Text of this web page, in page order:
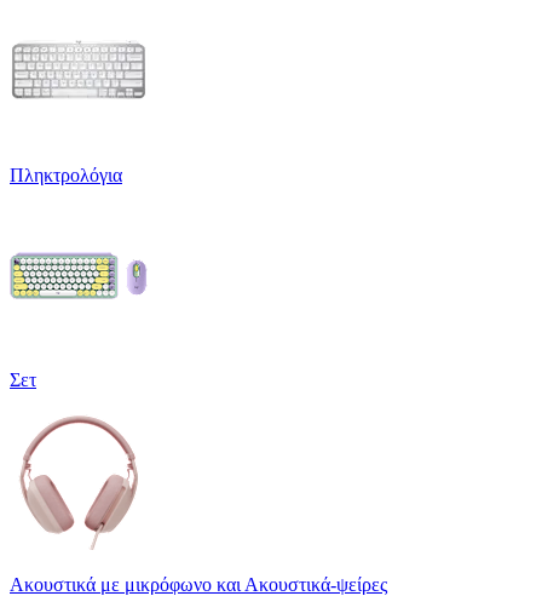
Πληκτρολόγια
Σετ
Ακουστικά με μικρόφωνο και Ακουστικά-ψείρες